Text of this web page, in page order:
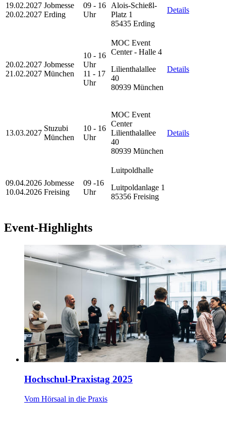
19.02.2027
20.02.2027
Jobmesse
Erding
09 - 16
Uhr
Alois-Schießl-
Platz 1
85435 Erding
Details
20.02.2027
21.02.2027
Jobmesse
München
10 - 16
Uhr
11 - 17
Uhr
MOC Event
Center - Halle 4
Lilienthalallee
40
80939 München
Details
13.03.2027
Stuzubi
München
10 - 16
Uhr
MOC Event
Center
Lilienthalallee
40
80939 München
Details
09.04.2026
10.04.2026
Jobmesse
Freising
09 -16
Uhr
Luitpoldhalle
Luitpoldanlage 1
85356 Freising
Event-Highlights
Hochschul-Praxistag 2025
Vom Hörsaal in die Praxis